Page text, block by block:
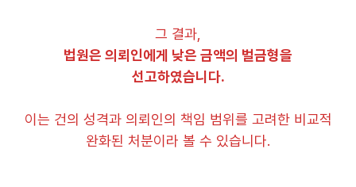
그 결과,
법원은 의뢰인에게 낮은 금액의 벌금형을
선고하였습니다.
이는 건의 성격과 의뢰인의 책임 범위를 고려한 비교적
완화된 처분이라 볼 수 있습니다.